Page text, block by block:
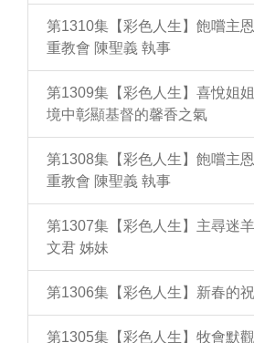
第1310集【彩色人生】飽嚐主
重教會 陳聖義 執事
第1309集【彩色人生】喜悅姐
境中彰顯基督的馨香之氣
第1308集【彩色人生】飽嚐主
重教會 陳聖義 執事
第1307集【彩色人生】主尋迷
文君 姊妹
第1306集【彩色人生】新春的
第1305集【彩色人生】牧會默